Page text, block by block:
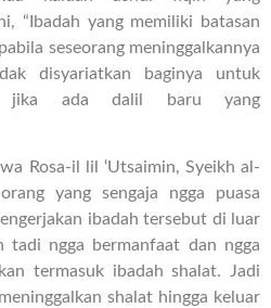
“Ibadah yang memiliki batasan
seseorang meninggalkannya
disyariatkan baginya untuk
jika ada dalil baru yang
Rosa-il lil ‘Utsaimin, Syeikh al-
yang sengaja ngga puasa
ibadah tersebut di luar
tadi ngga bermanfaat dan ngga
termasuk ibadah shalat. Jadi
shalat hingga keluar